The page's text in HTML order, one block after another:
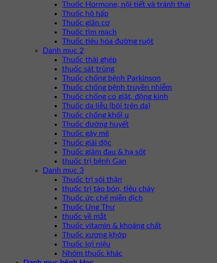
Thuốc Hormone, nội tiết và tránh thai
Thuốc hô hấp
Thuốc giãn cơ
Thuốc tim mạch
Thuốc tiêu hóa đường ruột
Danh mục 2
Thuốc thải ghép
thuốc sát trùng
Thuốc chống bệnh Parkinson
Thuốc chống bệnh truyền nhiễm
Thuốc chống co giật, động kinh
Thuốc da liễu (bôi trên da)
Thuốc chống khối u
Thuốc đường huyết
Thuốc gây mê
Thuốc giải độc
Thuốc giảm đau & hạ sốt
thuốc trị bệnh Gan
Danh mục 3
Thuốc trị sỏi thận
thuốc trị táo bón, tiêu chảy
Thuốc ức chế miễn dịch
Thuốc Ung Thư
thuốc về mắt
Thuốc vitamin & khoáng chất
Thuốc xương khớp
Thuốc lợi niệu
Nhóm thuốc khác